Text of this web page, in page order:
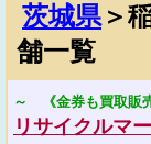
茨城県＞
舗一覧
～ 《金券も買取販
リサイクルマ